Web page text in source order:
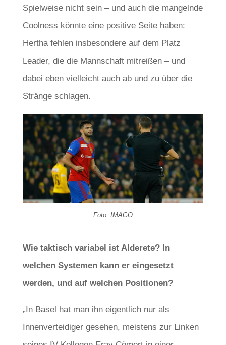
Spielweise nicht sein – und auch die mangelnde
Coolness könnte eine positive Seite haben:
Hertha fehlen insbesondere auf dem Platz
Leader, die die Mannschaft mitreißen – und
dabei eben vielleicht auch ab und zu über die
Stränge schlagen.
Foto: IMAGO
Wie taktisch variabel ist Alderete? In
welchen Systemen kann er eingesetzt
werden, und auf welchen Positionen?
„In Basel hat man ihn eigentlich nur als
Innenverteidiger gesehen, meistens zur Linken